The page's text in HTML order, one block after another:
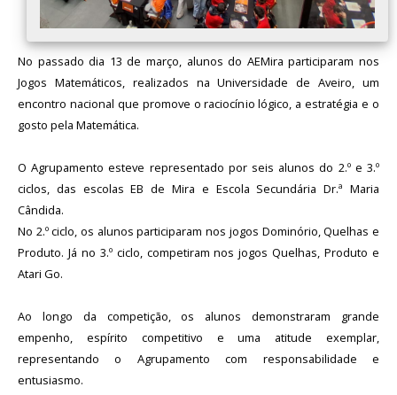
No passado dia 13 de março, alunos do AEMira participaram nos
Jogos Matemáticos, realizados na Universidade de Aveiro, um
encontro nacional que promove o raciocínio lógico, a estratégia e o
gosto pela Matemática.
O Agrupamento esteve representado por seis alunos do 2.º e 3.º
ciclos, das escolas EB de Mira e Escola Secundária Dr.ª Maria
Cândida.
No 2.º ciclo, os alunos participaram nos jogos Dominório, Quelhas e
Produto. Já no 3.º ciclo, competiram nos jogos Quelhas, Produto e
Atari Go.
Ao longo da competição, os alunos demonstraram grande
empenho, espírito competitivo e uma atitude exemplar,
representando o Agrupamento com responsabilidade e
entusiasmo.